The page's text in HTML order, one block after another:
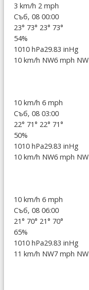
3 km/h 2 mph
Съб, 08 00:00
23° 73° 23° 73°
54%
1010 hPa29.83 inHg
10 km/h NW6 mph NW
10 km/h 6 mph
Съб, 08 03:00
22° 71° 22° 71°
50%
1010 hPa29.83 inHg
10 km/h NW6 mph NW
10 km/h 6 mph
Съб, 08 06:00
21° 70° 21° 70°
65%
1010 hPa29.83 inHg
11 km/h NW7 mph NW